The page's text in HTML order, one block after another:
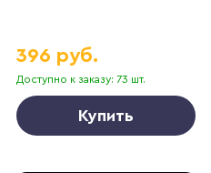
Доступно к заказу: 73 шт.
396 руб.
Купить